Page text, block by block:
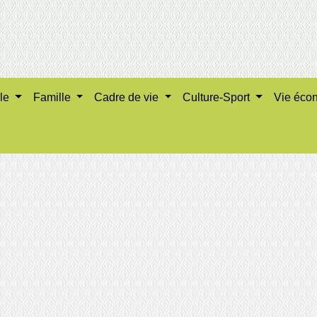
Famille Cadre de vie Culture-Sport Vie